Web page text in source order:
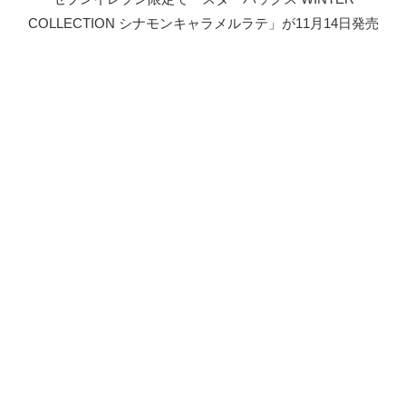
COLLECTION シナモンキャラメルラテ」が11月14日発売